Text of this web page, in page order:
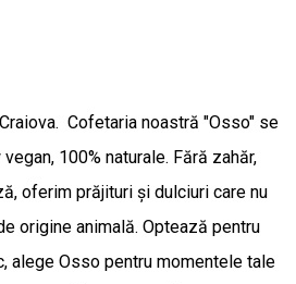
Cofetaria noastră "Osso" se
100% naturale. Fără zahăr,
oferim prăjituri și dulciuri care nu
origine animală. Optează pentru
alege Osso pentru momentele tale